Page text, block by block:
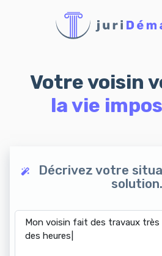
Votre voisin
la vie
Décrivez votre
solution.
Mon voisin fait des travaux très
des heures